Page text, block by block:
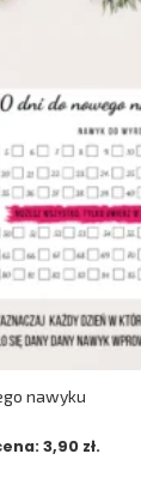
nawyku
3,90 zł.